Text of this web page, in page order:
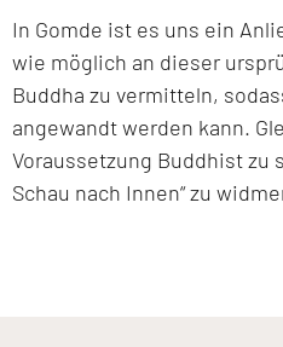
In Gomde ist es uns ein
wie möglich an dieser
Buddha zu vermitteln,
angewandt werden kann.
Voraussetzung Buddhist zu
Schau nach Innen“ zu